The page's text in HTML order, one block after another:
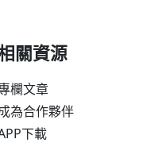
關資源
欄文章
為合作夥伴
下載